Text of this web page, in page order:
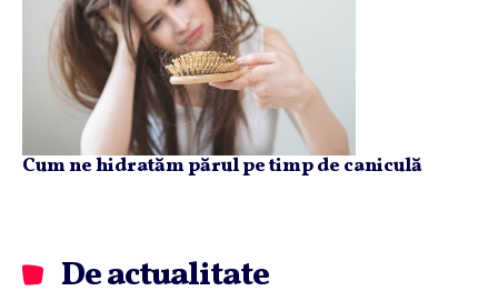
Cum ne hidratăm părul pe timp de caniculă
De actualitate